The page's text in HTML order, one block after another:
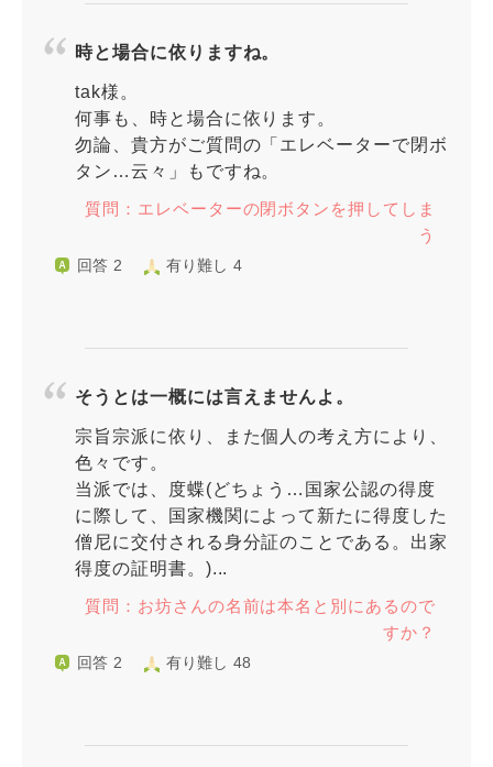
時と場合に依りますね。
tak様。
何事も、時と場合に依ります。
勿論、貴方がご質問の「エレベーターで閉ボ
タン…云々」もですね。
質問：エレベーターの閉ボタンを押してしま
う
回答 2 有り難し 4
そうとは一概には言えませんよ。
宗旨宗派に依り、また個人の考え方により、
色々です。
当派では、度蝶(どちょう…国家公認の得度
に際して、国家機関によって新たに得度した
僧尼に交付される身分証のことである。出家
得度の証明書。)...
質問：お坊さんの名前は本名と別にあるので
すか？
回答 2 有り難し 48